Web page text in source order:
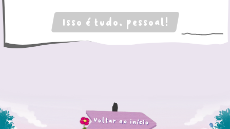
Isso é tudo, pessoal!
Voltar ao início